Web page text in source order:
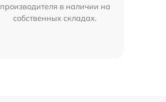
производителя в наличии на
собственных складах.